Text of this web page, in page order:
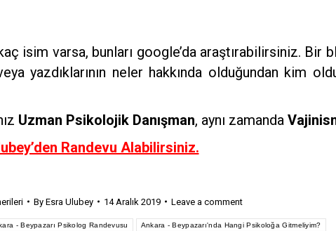
isim varsa, bunları google’da araştırabilirsiniz.
yazdıklarının neler hakkında olduğundan kim
Uzman Psikolojik Danışman, aynı zamanda
Randevu Alabilirsiniz.
By Esra Ulubey 14 Aralık 2019 Leave a comment
- Beypazarı Psikolog Randevusu Ankara - Beypazarı'nda Hangi Psikoloğa Gitmeliyim?